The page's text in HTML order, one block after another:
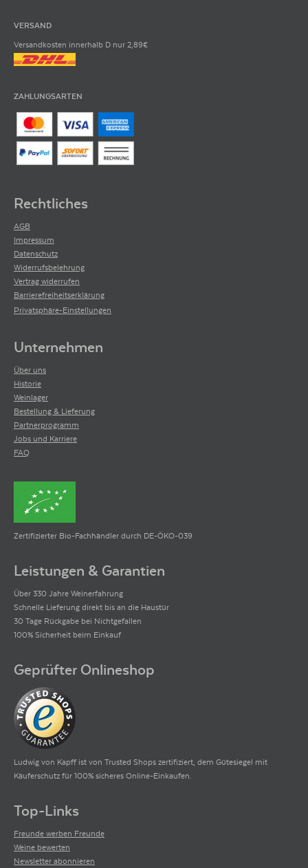
VERSAND
Versandkosten innerhalb D nur 2,89€
ZAHLUNGSARTEN
Rechtliches
AGB
Impressum
Datenschutz
Widerrufsbelehrung
Vertrag widerrufen
Barrierefreiheitserklärung
Privatsphäre-Einstellungen
Unternehmen
Über uns
Historie
Weinlager
Bestellung & Lieferung
Partnerprogramm
Jobs und Karriere
FAQ
Zertifizierter Bio-Fachhändler durch DE-ÖKO-039
Leistungen & Garantien
Über 330 Jahre Weinerfahrung
Schnelle Lieferung direkt bis an die Haustür
30 Tage Rückgabe bei Nichtgefallen
100% Sicherheit beim Einkauf
Geprüfter Onlineshop
Ludwig von Kapff ist von Trusted Shops zertifiziert, dem Gütesiegel mit
Käuferschutz für 100% sicheres Online-Einkaufen.
Top-Links
Freunde werben Freunde
Weine bewerten
Newsletter abonnieren